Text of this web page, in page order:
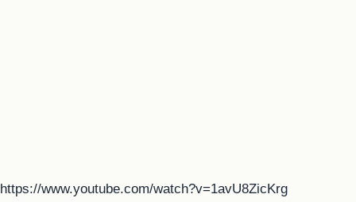
https://www.youtube.com/watch?v=1avU8ZicKrg